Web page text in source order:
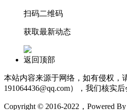
扫码二维码
获取最新动态
返回顶部
本站内容来源于网络，如有侵权，
191064436@qq.com），我们核实
Copyright © 2016-2022，Powered By